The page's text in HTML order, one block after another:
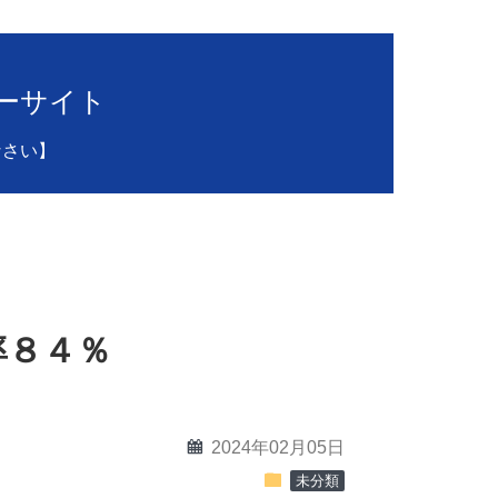
サイト
い】
４％
calendar 2024年02月05日
folder 未分類